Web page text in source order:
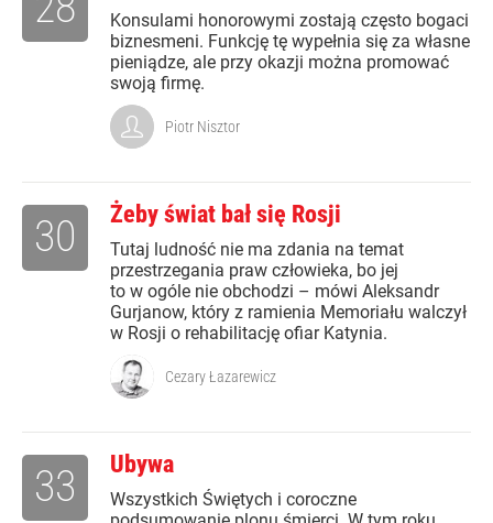
Konsulami honorowymi zostają często bogaci
biznesmeni. Funkcję tę wypełnia się za własne
pieniądze, ale przy okazji można promować
swoją firmę.
Piotr Nisztor
Żeby świat bał się Rosji
Tutaj ludność nie ma zdania na temat
przestrzegania praw człowieka, bo jej
to w ogóle nie obchodzi – mówi Aleksandr
Gurjanow, który z ramienia Memoriału walczył
w Rosji o rehabilitację ofiar Katynia.
30
Cezary Łazarewicz
Ubywa
Wszystkich Świętych i coroczne
33